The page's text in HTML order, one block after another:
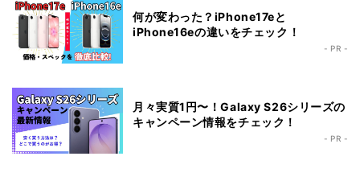
何が変わった？iPhone17eと
iPhone16eの違いをチェック！
- PR -
月々実質1円〜！Galaxy S26シリーズの
キャンペーン情報をチェック！
- PR -